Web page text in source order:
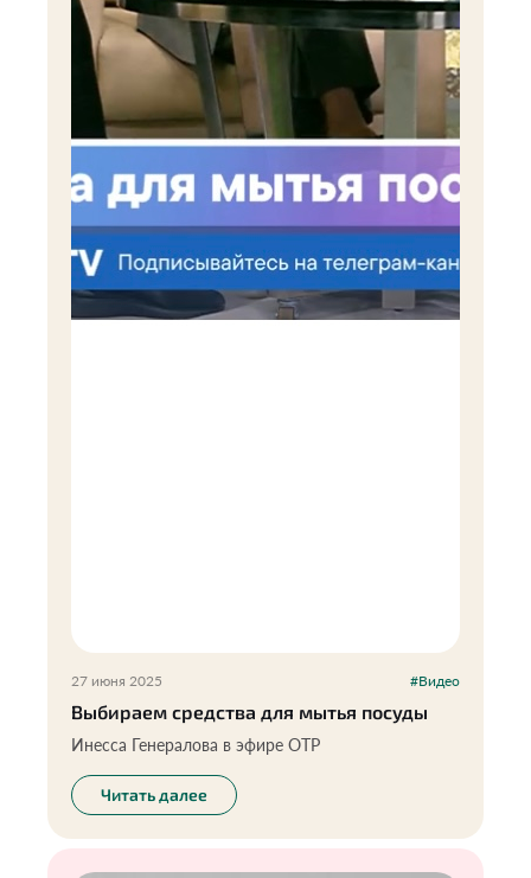
27 июня 2025 #Видео
Выбираем средства для мытья посуды
Инесса Генералова в эфире ОТР
Читать далее